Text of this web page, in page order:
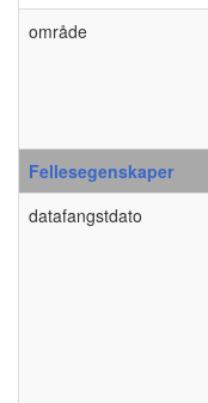
område
Fellesegenskaper
datafangstdato